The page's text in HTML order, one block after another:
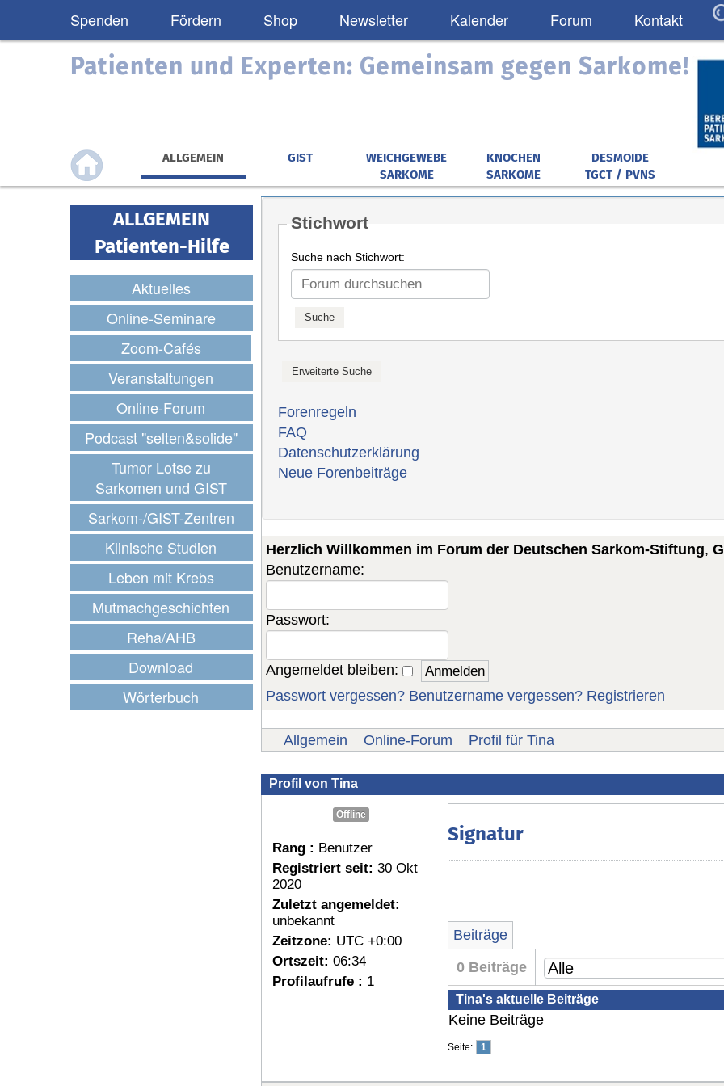
Spenden Fördern Shop Newsletter Kalender Forum Kontakt
Patienten und Experten: Gemeinsam gegen Sarkome!
ALLGEMEIN GIST
WEICHGEWEBE
SARKOME
KNOCHEN
SARKOME
DESMOIDE
TGCT / PVNS
ALLGEMEIN
Patienten-Hilfe
Aktuelles
Online-Seminare
Zoom-Cafés
Veranstaltungen
Online-Forum
Podcast "selten&solide"
Tumor Lotse zu
Sarkomen und GIST
Sarkom-/GIST-Zentren
Klinische Studien
Leben mit Krebs
Mutmachgeschichten
Reha/AHB
Download
Wörterbuch
Stichwort
Suche nach Stichwort:
Forenregeln
FAQ
Datenschutzerklärung
Neue Forenbeiträge
Herzlich Willkommen im Forum der Deutschen Sarkom-Stiftung,
Benutzername:
Passwort:
Angemeldet bleiben:
Passwort vergessen? Benutzername vergessen? Registrieren
Allgemein Online-Forum Profil für Tina
Profil von Tina
Offline
Rang : Benutzer
Registriert seit: 30 Okt
2020
Zuletzt angemeldet:
unbekannt
Zeitzone: UTC +0:00
Ortszeit: 06:34
Profilaufrufe : 1
Signatur
Beiträge
0 Beiträge
Tina's aktuelle Beiträge
Keine Beiträge
Seite: 1